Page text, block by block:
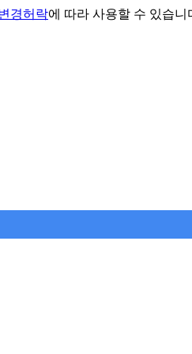
경허락에 따라 사용할 수 있습니